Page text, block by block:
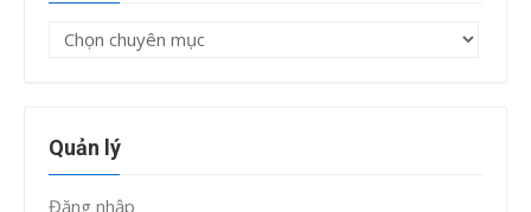
Chuyên
Quản lý
Đăng nhập